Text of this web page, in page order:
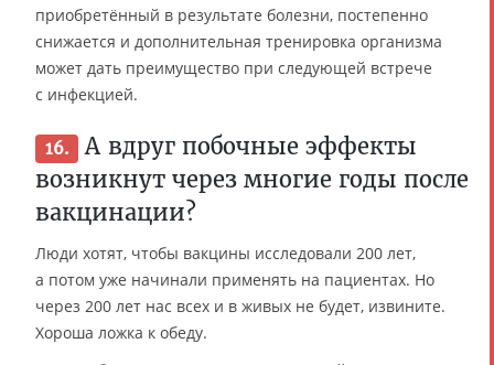
приобретённый в результате болезни, постепенно
снижается и дополнительная тренировка организма
может дать преимущество при следующей встрече
с инфекцией.
16.
А вдруг побочные эффекты
возникнут через многие годы после
вакцинации?
Люди хотят, чтобы вакцины исследовали 200 лет,
а потом уже начинали применять на пациентах. Но
через 200 лет нас всех и в живых не будет, извините.
Хороша ложка к обеду.